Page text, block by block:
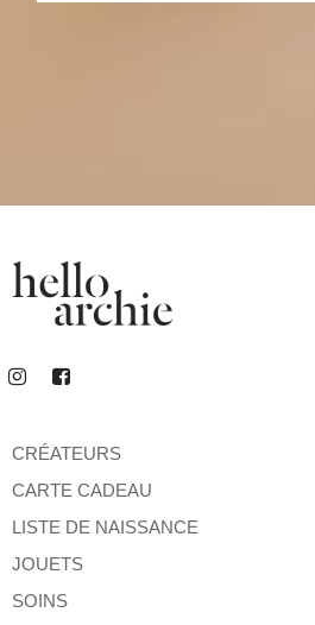
CRÉATEURS
CARTE CADEAU
LISTE DE NAISSANCE
JOUETS
SOINS